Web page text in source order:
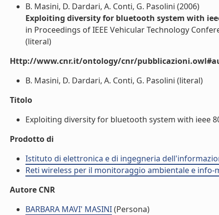
B. Masini, D. Dardari, A. Conti, G. Pasolini (2006)
Exploiting diversity for bluetooth system with
in Proceedings of IEEE Vehicular Technology
(literal)
Http://www.cnr.it/ontology/cnr/
B. Masini, D. Dardari, A. Conti, G. Pasolini (literal)
Titolo
Exploiting diversity for bluetooth system with ieee
Prodotto di
Istituto di elettronica e di ingegneria
Reti wireless per il monitoraggio ambientale e info-
Autore CNR
BARBARA MAVI' MASINI(Persona)